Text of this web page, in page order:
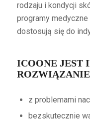
rodzaju i kondycji
programy
dostosują się do
ICOONE JEST
z problemami
bezskutecznie